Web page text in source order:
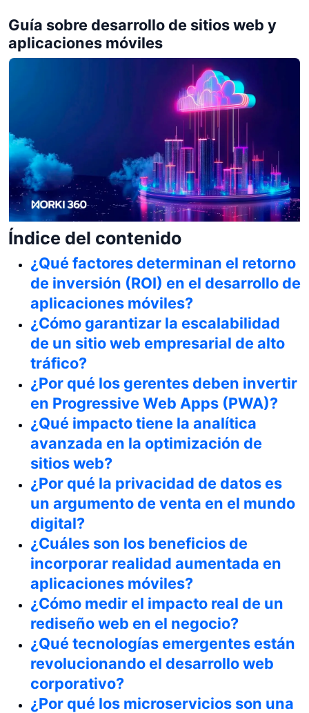
Guía sobre desarrollo de sitios web y
aplicaciones móviles
Índice del contenido
¿Qué factores determinan el retorno
de inversión (ROI) en el desarrollo de
aplicaciones móviles?
¿Cómo garantizar la escalabilidad
de un sitio web empresarial de alto
tráfico?
¿Por qué los gerentes deben invertir
en Progressive Web Apps (PWA)?
¿Qué impacto tiene la analítica
avanzada en la optimización de
sitios web?
¿Por qué la privacidad de datos es
un argumento de venta en el mundo
digital?
¿Cuáles son los beneficios de
incorporar realidad aumentada en
aplicaciones móviles?
¿Cómo medir el impacto real de un
rediseño web en el negocio?
¿Qué tecnologías emergentes están
revolucionando el desarrollo web
corporativo?
¿Por qué los microservicios son una